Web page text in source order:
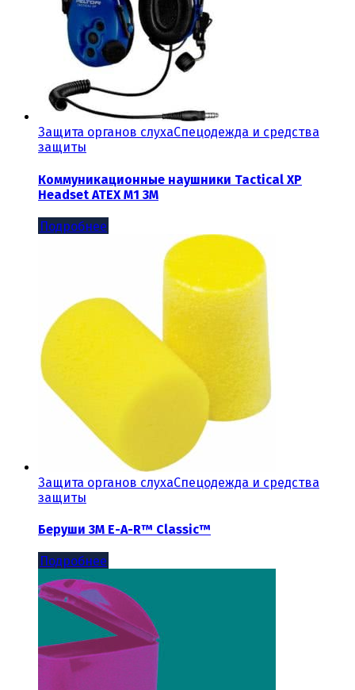
Защита органов слухаСпецодежда и средства
защиты
Коммуникационные наушники Tactical XP
Headset ATEX M1 3М
Подробнее
Защита органов слухаСпецодежда и средства
защиты
Беруши 3М E-A-R™ Classic™
Подробнее